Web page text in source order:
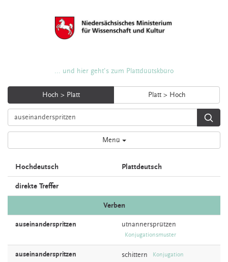
... und hier geht's zum Plattdüütskbüro
Hoch > Platt Platt > Hoch
Menü
Hochdeutsch Plattdeutsch
direkte Treffer
Verben
auseinanderspritzen utnannersprützen
Konjugationsmuster
auseinanderspritzen schittern Konjugation